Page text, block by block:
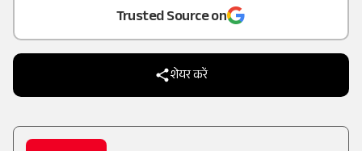
Trusted Source on
शेयर करें